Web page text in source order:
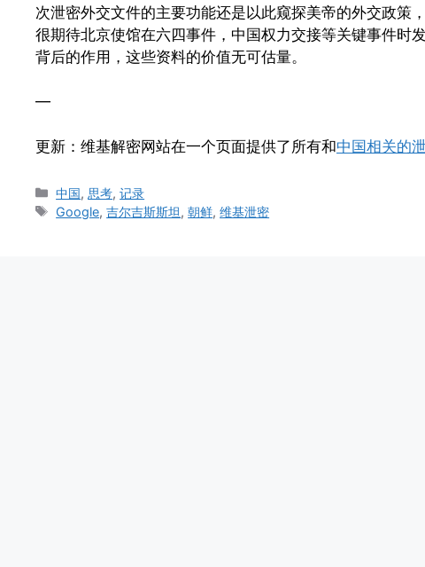
次泄密外交文件的主要功能还是以此窥探美帝的外交政策
很期待北京使馆在六四事件，中国权力交接等关键事件时
背后的作用，这些资料的价值无可估量。
—
更新：维基解密网站在一个页面提供了所有和中国相关的
Categories
中国, 思考,记录
Tags
Google,吉尔吉斯斯坦,朝鲜,维基泄密